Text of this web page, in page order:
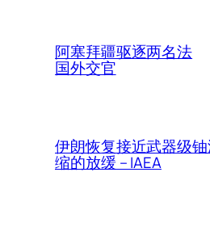
阿塞拜疆驱逐两名法
国外交官
伊朗恢复接近武器级
缩的放缓 – IAEA